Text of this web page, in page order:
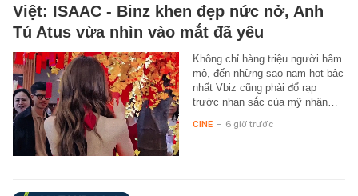
Việt: ISAAC - Binz khen đẹp nức nở, Anh
Tú Atus vừa nhìn vào mắt đã yêu
Không chỉ hàng triệu người hâm
mộ, đến những sao nam hot bậc
nhất Vbiz cũng phải đổ rạp
trước nhan sắc của mỹ nhân…
CINE - 6 giờ trước